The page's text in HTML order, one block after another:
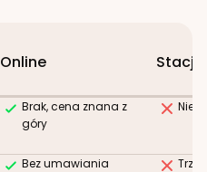
Online
Brak, cena znana z
góry
Bez umawiania